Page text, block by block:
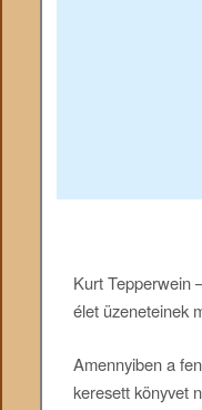
Kurt Tepperwein
élet üzeneteinek
Amennyiben a
keresett könyvet